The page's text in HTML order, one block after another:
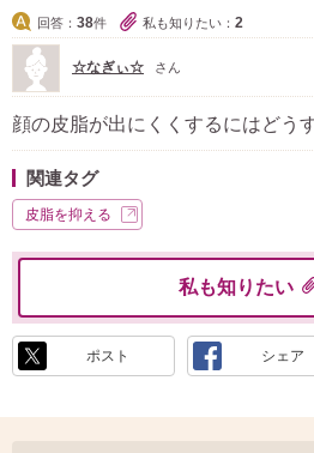
回答： 38件 私も知りたい： 2
☆なぎぃ☆ さん
顔の皮脂が出にくくするにはどう
関連タグ
皮脂を抑える
私も知りたい
ポスト シェア